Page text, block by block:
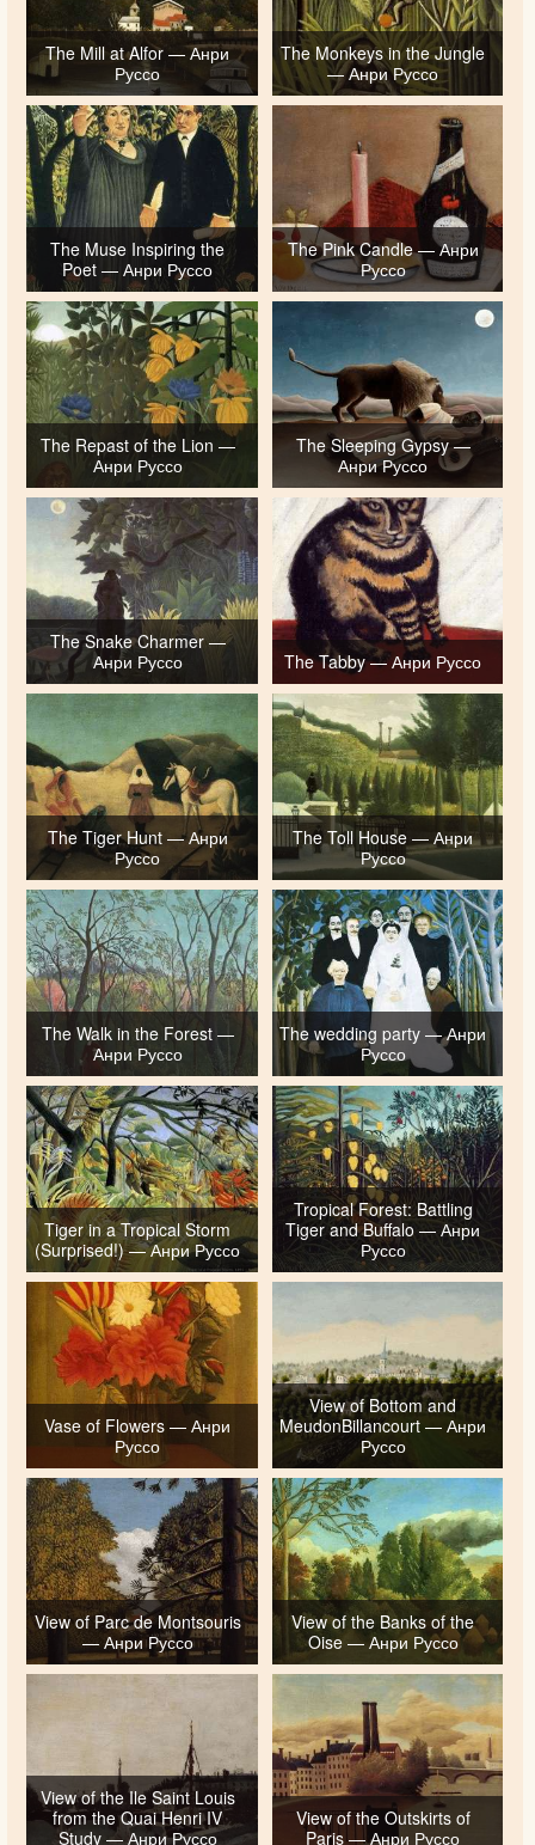
The Mill at Alfor — Анри
Руссо
The Monkeys in the Jungle
— Анри Руссо
The Muse Inspiring the
Poet — Анри Руссо
The Pink Candle — Анри
Руссо
The Repast of the Lion —
Анри Руссо
The Sleeping Gypsy —
Анри Руссо
The Snake Charmer —
Анри Руссо
The Tabby — Анри Руссо
The Tiger Hunt — Анри
Руссо
The Toll House — Анри
Руссо
The Walk in the Forest —
Анри Руссо
The wedding party — Анри
Руссо
Tiger in a Tropical Storm
(Surprised!) — Анри Руссо
Tropical Forest: Battling
Tiger and Buffalo — Анри
Руссо
Vase of Flowers — Анри
Руссо
View of Bottom and
MeudonBillancourt — Анри
Руссо
View of Parc de Montsouris
— Анри Руссо
View of the Banks of the
Oise — Анри Руссо
View of the Ile Saint Louis
from the Quai Henri IV
Study — Анри Руссо
View of the Outskirts of
Paris — Анри Руссо